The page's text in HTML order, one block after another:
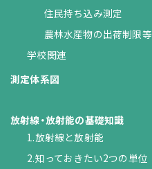
住民持ち込み測定
農林水産物の出荷制限等
学校関連
測定体系図
放射線・放射能の基礎知識
1.放射線と放射能
2.知っておきたい2つの単位